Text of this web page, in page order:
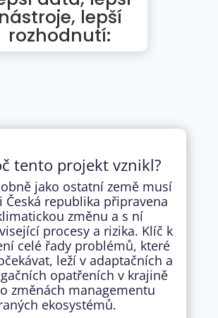
nástroje, lepší
rozhodnutí:
tento projekt vznikl?
jako ostatní země musí
Česká republika připravena
změnu a s ní
procesy a rizika. Klíč k
celé řady problémů, které
leží v adaptačních a
opatřeních v krajině
změnách managementu
ekosystémů.